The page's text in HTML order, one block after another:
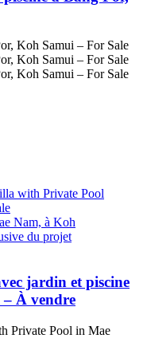
Nam, à Koh
du projet
jardin et piscine
À vendre